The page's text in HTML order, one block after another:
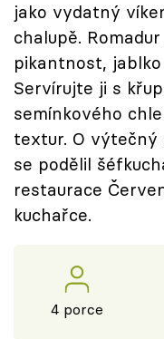
Sledujte nás
jako vydatný
chalupě.
pikantnost,
Servírujte ji s
semínkového
textur. O
se podělil
restaurace
kuchařce.
4 porce